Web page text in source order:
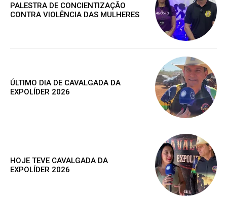
Assine nosso site e tenha acessos
PALESTRA DE CONCIENTIZAÇÃO
CONTRA VIOLÊNCIA DAS MULHERES
ÚLTIMO DIA DE CAVALGADA DA
EXPOLÍDER 2026
HOJE TEVE CAVALGADA DA
EXPOLÍDER 2026